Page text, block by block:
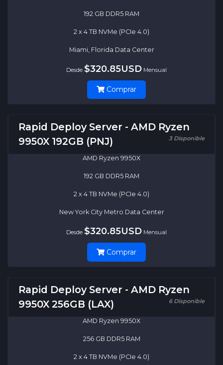
192 GB DDR5 RAM
2 x 4 TB NVMe (PCIe 4.0)
Miami, Florida Data Center
Desde $320.85USD Mensual
Comprar
Rapid Deploy Server - AMD Ryzen
9950X 192GB (PNJ)
3 Disponible
AMD Ryzen 9950X
192 GB DDR5 RAM
2 x 4 TB NVMe (PCIe 4.0)
New York City Metro Data Center
Desde $320.85USD Mensual
Comprar
Rapid Deploy Server - AMD Ryzen
9950X 256GB (LAX)
6 Disponible
AMD Ryzen 9950X
256 GB DDR5 RAM
2 x 4 TB NVMe (PCIe 4.0)